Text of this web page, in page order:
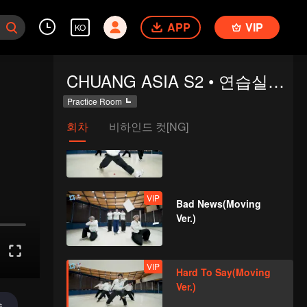
KO APP VIP
CHUANG ASIA S2 • 연습실에 오신 걸 환영해요
Practice Room
회차 비하인드 컷[NG]
Ver.)
VIP A(Moving Ver.)
VIP
Bad News(Moving
Ver.)
VIP
Hard To Say(Moving
Ver.)